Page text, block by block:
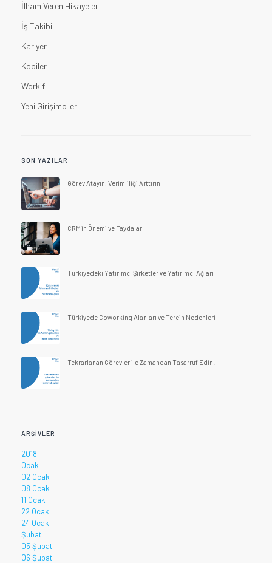
İlham Veren Hikayeler
İş Takibi
Kariyer
Kobiler
Workif
Yeni Girişimciler
SON YAZILAR
Görev Atayın, Verimliliği Arttırın
CRM'in Önemi ve Faydaları
Türkiye'deki Yatırımcı Şirketler ve Yatırımcı Ağları
Türkiye'de Coworking Alanları ve Tercih Nedenleri
Tekrarlanan Görevler ile Zamandan Tasarruf Edin!
ARŞIVLER
2018
Ocak
02 Ocak
08 Ocak
11 Ocak
22 Ocak
24 Ocak
Şubat
05 Şubat
06 Şubat